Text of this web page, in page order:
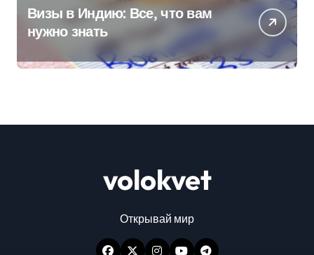
Визы в Индию: Все, что вам
нужно знать
volokvet
Открывай мир